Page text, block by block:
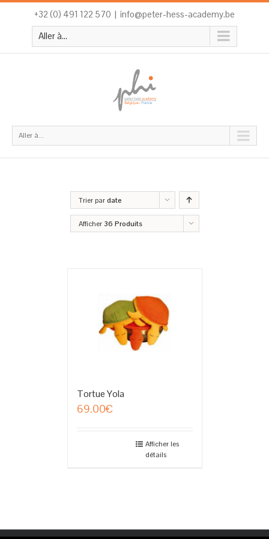
+32 (0) 491 122 570 | info@peter-hess-academy.be
Aller à...
Aller à...
Trier pardate
Afficher 36 Produits
Tortue Yola
69.00€
Afficher les
détails